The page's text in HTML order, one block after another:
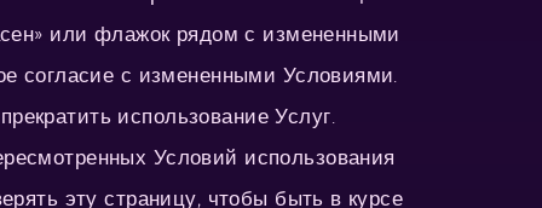
или флажок рядом с измененными
согласие с измененными Условиями.
использование Услуг.
Условий использования
эту страницу, чтобы быть в курсе